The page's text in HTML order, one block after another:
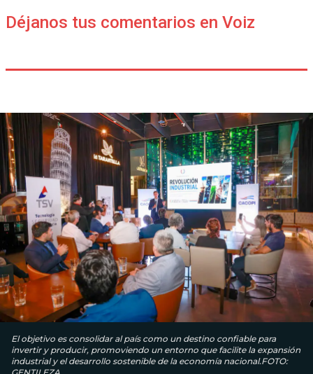
Déjanos tus comentarios en Voiz
El objetivo es consolidar al país como un destino confiable para
invertir y producir, promoviendo un entorno que facilite la expansión
industrial y el desarrollo sostenible de la economía nacional.FOTO: